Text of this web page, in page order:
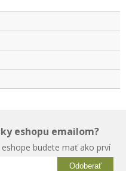
eshopu emailom?
budete mať ako prví
Odoberať